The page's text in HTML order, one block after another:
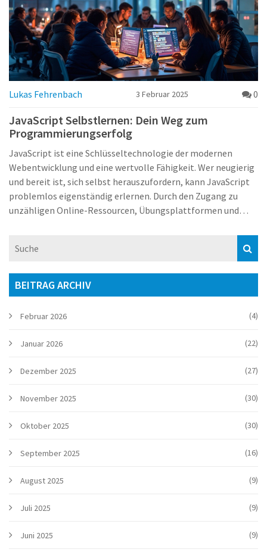
Lukas Fehrenbach 3 Februar 2025 0
JavaScript Selbstlernen: Dein Weg zum
Programmierungserfolg
JavaScript ist eine Schlüsseltechnologie der modernen
Webentwicklung und eine wertvolle Fähigkeit. Wer neugierig
und bereit ist, sich selbst herauszufordern, kann JavaScript
problemlos eigenständig erlernen. Durch den Zugang zu
unzähligen Online-Ressourcen, Übungsplattformen und
zahlreiche berufliche Möglichkeiten in der digitalen Welt von
BEITRAG ARCHIV
Februar 2026 (4)
Januar 2026 (22)
Dezember 2025 (27)
November 2025 (30)
Oktober 2025 (30)
September 2025 (16)
August 2025 (9)
Juli 2025 (9)
Juni 2025 (9)